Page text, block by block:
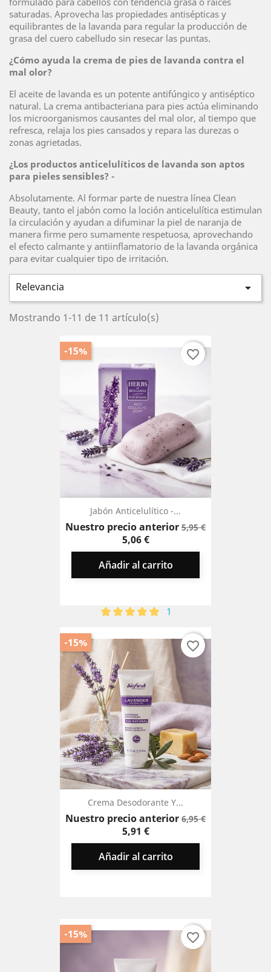
saturadas. Aprovecha las propiedades antisépticas y
equilibrantes de la lavanda para regular la producción de
grasa del cuero cabelludo sin resecar las puntas.
¿Cómo ayuda la crema de pies de lavanda contra el
mal olor?
El aceite de lavanda es un potente antifúngico y antiséptico
natural. La crema antibacteriana para pies actúa eliminando
los microorganismos causantes del mal olor, al tiempo que
refresca, relaja los pies cansados y repara las durezas o
zonas agrietadas.
¿Los productos anticelulíticos de lavanda son aptos
para pieles sensibles? -
Absolutamente. Al formar parte de nuestra línea Clean
Beauty, tanto el jabón como la loción anticelulítica estimulan
la circulación y ayudan a difuminar la piel de naranja de
manera firme pero sumamente respetuosa, aprovechando
el efecto calmante y antiinflamatorio de la lavanda orgánica
para evitar cualquier tipo de irritación.
Relevancia 
Mostrando 1-11 de 11 artículo(s)
Jabón Anticelulítico -...
Nuestro precio anteriorPrecio
5,95 €Precio
5,06 €
Añadir al carrito
1
-15% favorite_border
Crema Desodorante Y...
Nuestro precio anteriorPrecio
6,95 €Precio
5,91 €
Añadir al carrito
-15% favorite_border
-15% favorite_border